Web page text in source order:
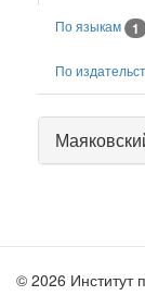
По языкам 1
По
© 2026 Институт